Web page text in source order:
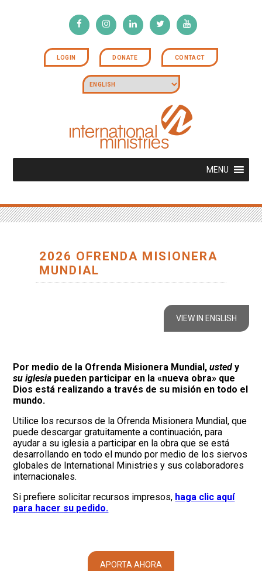
LOGIN DONATE CONTACT
MENU
2026 OFRENDA MISIONERA
MUNDIAL
VIEW IN ENGLISH
Por medio de la Ofrenda Misionera Mundial,usted y
su iglesia pueden participar en la «nueva obra» que
Dios está realizando a través de su misión en todo el
mundo.
Utilice los recursos de la Ofrenda Misionera Mundial, que
puede descargar gratuitamente a continuación, para
ayudar a su iglesia a participar en la obra que se está
desarrollando en todo el mundo por medio de los siervos
globales de International Ministries y sus colaboradores
internacionales.
Si prefiere solicitar recursos impresos, haga clic aquí
para hacer su pedido.
APORTA AHORA